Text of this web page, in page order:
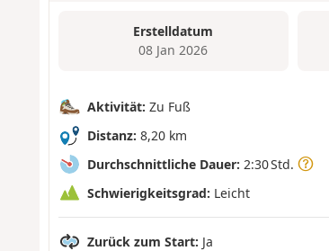
Erstelldatum
08 Jan 2026
Aktivität: Zu Fuß
Distanz: 8,20 km
Durchschnittliche Dauer: 2:30 Std.
Schwierigkeitsgrad: Leicht
Zurück zum Start: Ja